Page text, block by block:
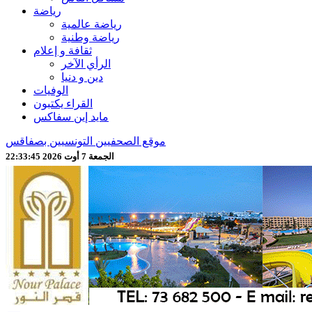
رياضة
رياضة عالمية
رياضة وطنية
ثقافة و إعلام
الرأي الآخر
دين و دنيا
الوفيات
القراء يكتبون
مايد إين سفاكس
موقع الصحفيين التونسيين بصفاقس
الجمعة 7 أوت 2026 22:33:48